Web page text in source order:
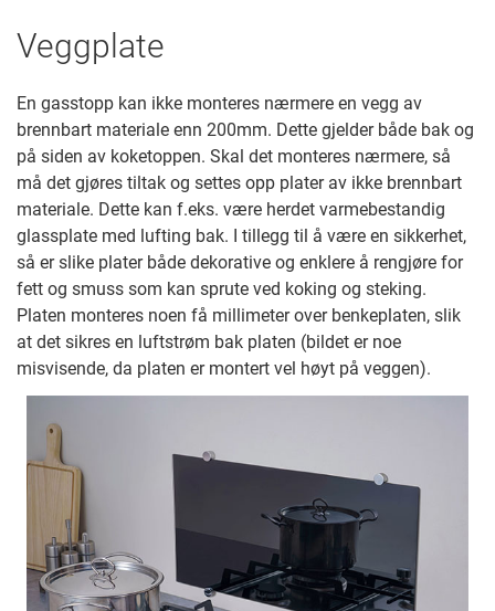
Veggplate
En gasstopp kan ikke monteres nærmere en vegg av
brennbart materiale enn 200mm. Dette gjelder både bak og
på siden av koketoppen. Skal det monteres nærmere, så
må det gjøres tiltak og settes opp plater av ikke brennbart
materiale. Dette kan f.eks. være herdet varmebestandig
glassplate med lufting bak. I tillegg til å være en sikkerhet,
så er slike plater både dekorative og enklere å rengjøre for
fett og smuss som kan sprute ved koking og steking.
Platen monteres noen få millimeter over benkeplaten, slik
at det sikres en luftstrøm bak platen (bildet er noe
misvisende, da platen er montert vel høyt på veggen).